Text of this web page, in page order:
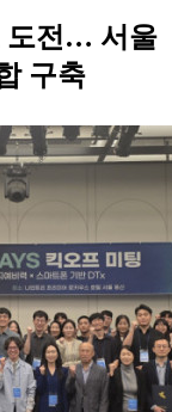
도전… 서울
구축